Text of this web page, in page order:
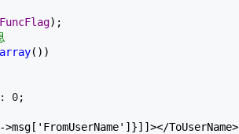
);
array())
0;
->msg['FromUserName']}]]></ToUserName>